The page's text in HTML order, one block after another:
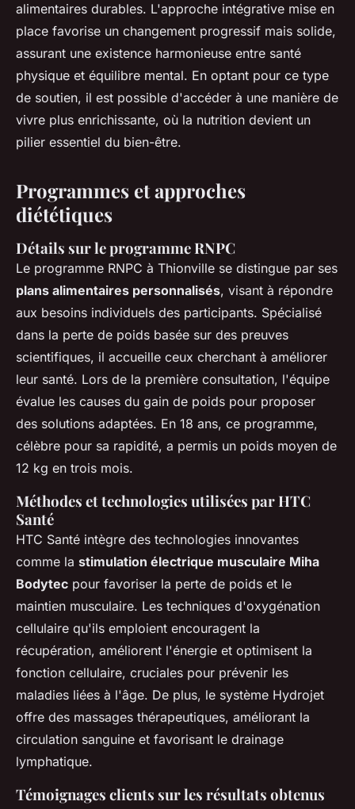
alimentaires durables. L'approche intégrative mise en
place favorise un changement progressif mais solide,
assurant une existence harmonieuse entre santé
physique et équilibre mental. En optant pour ce type
de soutien, il est possible d'accéder à une manière de
vivre plus enrichissante, où la nutrition devient un
pilier essentiel du bien-être.
Programmes et approches
diététiques
Détails sur le programme RNPC
Le programme RNPC à Thionville se distingue par ses
plans alimentaires personnalisés, visant à répondre
aux besoins individuels des participants. Spécialisé
dans la perte de poids basée sur des preuves
scientifiques, il accueille ceux cherchant à améliorer
leur santé. Lors de la première consultation, l'équipe
évalue les causes du gain de poids pour proposer
des solutions adaptées. En 18 ans, ce programme,
célèbre pour sa rapidité, a permis un poids moyen de
12 kg en trois mois.
Méthodes et technologies utilisées par HTC
Santé
HTC Santé intègre des technologies innovantes
comme la stimulation électrique musculaire Miha
Bodytec pour favoriser la perte de poids et le
maintien musculaire. Les techniques d'oxygénation
cellulaire qu'ils emploient encouragent la
récupération, améliorent l'énergie et optimisent la
fonction cellulaire, cruciales pour prévenir les
maladies liées à l'âge. De plus, le système Hydrojet
offre des massages thérapeutiques, améliorant la
circulation sanguine et favorisant le drainage
lymphatique.
Témoignages clients sur les résultats obtenus